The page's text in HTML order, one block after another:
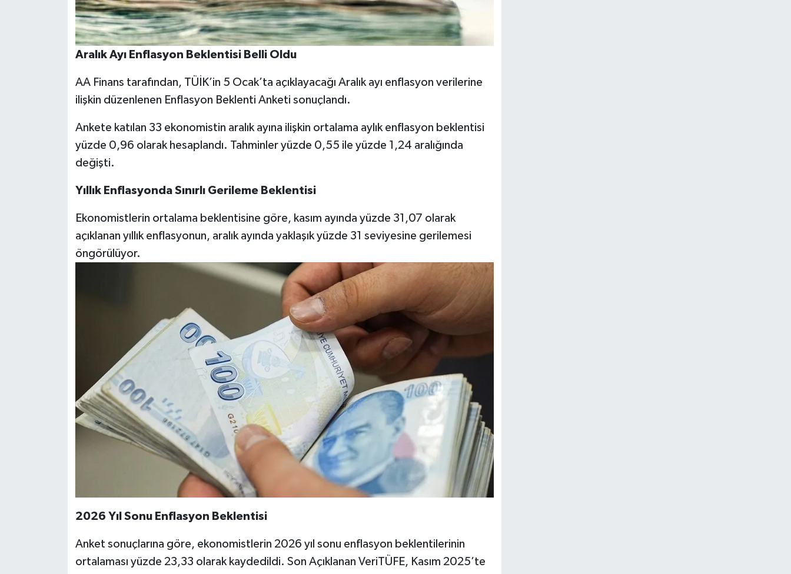
Aralık Ayı Enflasyon Beklentisi Belli Oldu
AA Finans tarafından, TÜİK’in 5 Ocak’ta açıklayacağı Aralık ayı enflasyon verilerine
ilişkin düzenlenen Enflasyon Beklenti Anketi sonuçlandı.
Ankete katılan 33 ekonomistin aralık ayına ilişkin ortalama aylık enflasyon beklentisi
yüzde 0,96 olarak hesaplandı. Tahminler yüzde 0,55 ile yüzde 1,24 aralığında
değişti.
Yıllık Enflasyonda Sınırlı Gerileme Beklentisi
Ekonomistlerin ortalama beklentisine göre, kasım ayında yüzde 31,07 olarak
açıklanan yıllık enflasyonun, aralık ayında yaklaşık yüzde 31 seviyesine gerilemesi
öngörülüyor.
2026 Yıl Sonu Enflasyon Beklentisi
Anket sonuçlarına göre, ekonomistlerin 2026 yıl sonu enflasyon beklentilerinin
ortalaması yüzde 23,33 olarak kaydedildi. Son Açıklanan VeriTÜFE, Kasım 2025’te